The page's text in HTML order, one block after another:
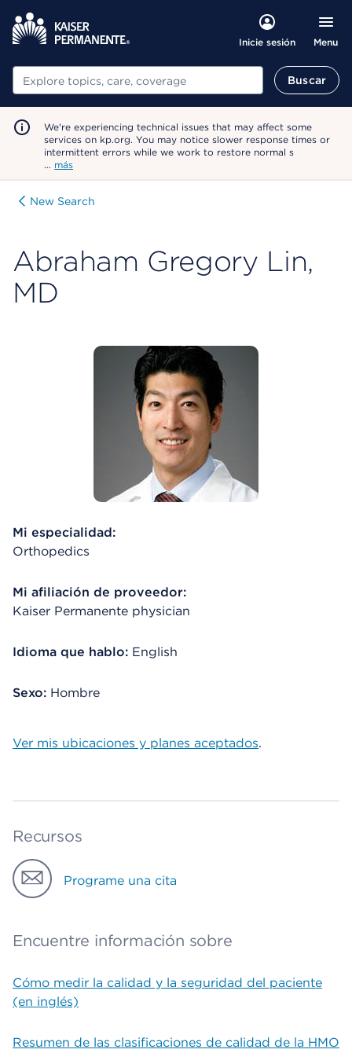
Inicie sesión Menu
Buscar Buscar
We're experiencing technical issues that may affect some
services on kp.org. You may notice slower response times or
intermittent errors while we work to restore normal s
… más
New Search
Abraham Gregory Lin,
MD
Mi especialidad:
Orthopedics
Mi afiliación de proveedor:
Kaiser Permanente physician
Idioma que hablo: English
Sexo: Hombre
Ver mis ubicaciones y planes aceptados.
Recursos
Programe una cita
Encuentre información sobre
Cómo medir la calidad y la seguridad del paciente
(en inglés)
Resumen de las clasificaciones de calidad de la HMO